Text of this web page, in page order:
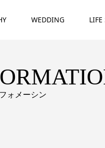
WEDDING LIFE
ォメーシン